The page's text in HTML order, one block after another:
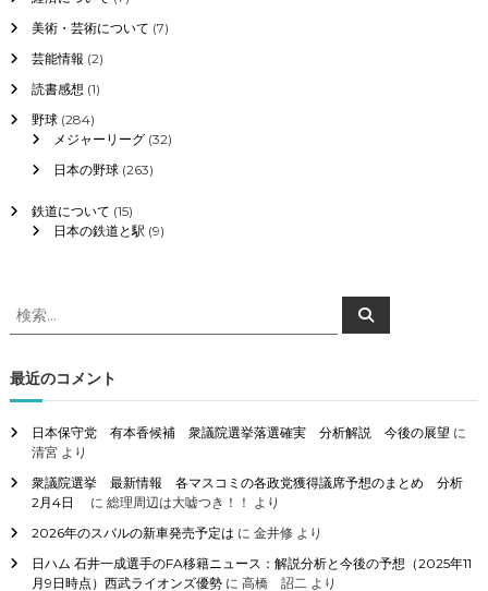
美術・芸術について (7)
芸能情報 (2)
読書感想 (1)
野球(284)
メジャーリーグ(32)
日本の野球(263)
鉄道について (15)
日本の鉄道と駅 (9)
検
索
象
:
検
索
最近のコメント
日本保守党 有本香候補 衆議院選挙落選確実 分析解説 今後の展望 に
清宮より
衆議院選挙 最新情報 各マスコミの各政党獲得議席予想のまとめ 分析
2月4日
に 総理周辺は大嘘つき！！ より
2026年のスバルの新車発売予定は に 金井修より
日ハム 石井一成選手のFA移籍ニュース：解説分析と今後の予想（2025年11
月9日時点）西武ライオンズ優勢に 高橋 詔二より